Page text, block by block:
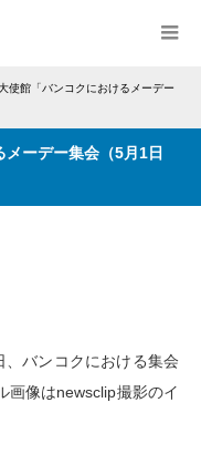
使館「バンコクにおけるメーデー
ーデー集会（5月1日
、バンコクにおける集会
像はnewsclip撮影のイ